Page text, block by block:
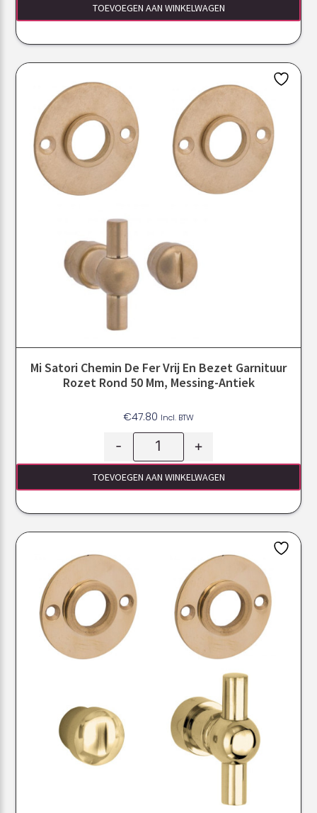
TOEVOEGEN AAN WINKELWAGEN
Mi Satori Chemin De Fer Vrij En Bezet Garnituur
Rozet Rond 50 Mm, Messing-Antiek
€47.80 Incl. BTW
- +
TOEVOEGEN AAN WINKELWAGEN